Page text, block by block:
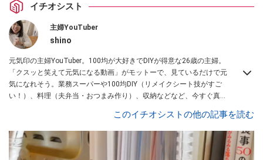
イチオシスト
主婦YouTuber
shino
元気印の主婦YouTuber。100均が大好きでDIYが得意な26歳の主婦。
「クスッと笑えて元気になる動画」がモットーで、見ているだけで元
気になれそう。業務スーパーや100均DIY（リメイクシート技がすご
い！）、料理（夫弁当・おつまみ作り）、収納などなど、今すぐ真似
このイチオシストの他の記事を読む